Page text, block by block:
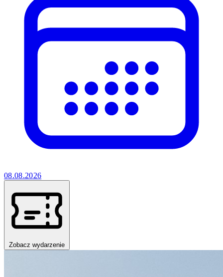
08.08.2026
Zobacz wydarzenie